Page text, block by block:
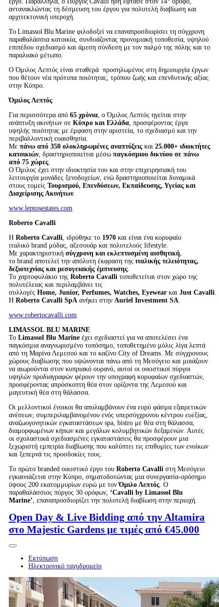
αντανακλώντας τη δέσμευση του έργου για πολυτελή διαβίωση και
αρχιτεκτονική υπεροχή.
Το Limassol Blu Marine φιλοδοξεί να επαναπροσδιορίσει τη σύγχρονη
παραθαλάσσια κατοικία, συνδυάζοντας προνομιακή τοποθεσία, υψηλού
επιπέδου σχεδιασμό και άμεση σύνδεση με τον παλμό της πόλης και το
παραλιακό μέτωπο.
Ο Όμιλος Λεπτός είναι σταθερά προσηλωμένος στη δημιουργία έργων
που θέτουν νέα πρότυπα ποιότητας, τρόπου ζωής και επενδυτικής αξίας
στην Κύπρο.
Όμιλος Λεπτός
Για περισσότερα από 65 χρόνια , ο Όμιλος Λεπτός ηγείται στην
ανάπτυξη ακινήτων σε Κύπρο και Ελλάδα , προσφέροντας έργα
υψηλής ποιότητας με έμφαση στην αριστεία, το σχεδιασμό και την
περιβαλλοντική ευαισθησία.
Με πάνω από 350 ολοκληρωμένες αναπτύξεις και 25.000+ ιδιοκτήτες
κατοικιών , δραστηριοποιείται μέσω παγκόσμιου δικτύου σε πάνω
από 75 χώρες
Ο Όμιλος έχει στην ιδιοκτησία του και στην επιχειρησιακή του
λειτουργία μονάδες ξενοδοχείων, ενώ δραστηριοποιείται δυναμικά
στους τομείς Τουρισμού, Επενδύσεων, Εκπαίδευσης, Υγείας και
Διαχείρισης Ακινήτων
www.leptosestates.com
Roberto Cavalli
Η Roberto Cavalli , ιδρύθηκε το 1970 και είναι ένα κορυφαίο
ιταλικό brand μόδας, αξεσουάρ και πολυτελούς lifestyle.
Με χαρακτηριστική σύγχρονη και εκλεπτυσμένη αισθητική
το brand αποτελεί την απόλυτη έκφραση της ιταλικής τελειότητας,
δεξιοτεχνίας και μεσογειακής έμπνευσης
Το χαρτοφυλάκιο της Roberto Cavalli τοποθετείται στον χώρο της
πολυτέλειας και περιλαμβάνει τις
συλλογές Home, Junior, Perfumes, Watches, Eyewear και Just Cavalli
Η Roberto Cavalli SpA ανήκει στην Auriel Investment SA
www.robertocavalli.com
LIMASSOL BLU MARINE
Το Limassol Blu Marine έχει σχεδιαστεί για να αποτελέσει ένα
παγκόσμια αναγνωρισμένο τοπόσημο, τοποθετημένο μόλις λίγα λεπτά
από τη Μαρίνα Λεμεσού και το καζίνο City of Dreams. Με σύγχρονους
χώρους διαβίωσης που υψώνονται πάνω από τη Μεσόγειο και μοιάζουν
να αιωρούνται στον κυπριακό ουρανό, αυτοί οι οικιστικοί πύργοι
υψηλών προδιαγραφών φέρουν την υπογραφή κορυφαίων σχεδιαστών,
προσφέροντας απρόσκοπτη θέα στον ορίζοντα της Λεμεσού και
μαγευτική θέα στη θάλασσα.
Οι μελλοντικοί ένοικοι θα απολαμβάνουν ένα ευρύ φάσμα εξαιρετικών
ανέσεων, συμπεριλαμβανομένου ενός υπερσύγχρονου κέντρου ευεξίας,
αναζωογονητικών εγκαταστάσεων spa, bistro με θέα στη θάλασσα,
διαμορφωμένων κήπων και μεγάλων κολυμβητικών δεξαμενών. Αυτές
οι σχολαστικά σχεδιασμένες εγκαταστάσεις θα προσφέρουν μια
ξεχωριστή εμπειρία διαβίωσης που καλύπτει τις επιθυμίες των ενοίκων
και ξεπερνά τις προσδοκίες τους.
Το πρώτο branded οικιστικό έργο του Roberto Cavalli στη Μεσόγειο
εγκαινιάζεται στην Κύπρο, σηματοδοτώντας μια συνεργασία-ορόσημο
ύψους 200 εκατομμυρίων ευρώ με τονΌμιλο Λεπτός . Ο
παραθαλάσσιος πύργος 30 ορόφων, ‘Cavalli by Limassol Blu
Marine’ , επαναπροσδιορίζει την πολυτελή διαβίωση στην περιοχή.
Open Day & Live Bidding από την Altamira
στο Majestic Gardens με τιμές από €45.000
Εκτύπωση
Ηλεκτρονικό ταχυδρομείο